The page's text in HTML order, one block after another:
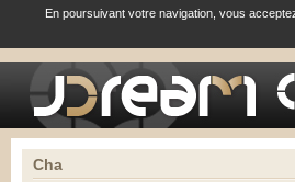
En poursuivant votre navigation, vous
Cha